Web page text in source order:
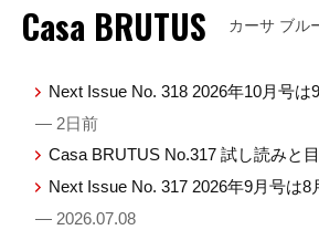
Casa BRUTUS カーサ ブル
Next Issue No. 318 2026年10月号は
— 2日前
Casa BRUTUS No.317 試し読みと
Next Issue No. 317 2026年9月号は8
— 2026.07.08